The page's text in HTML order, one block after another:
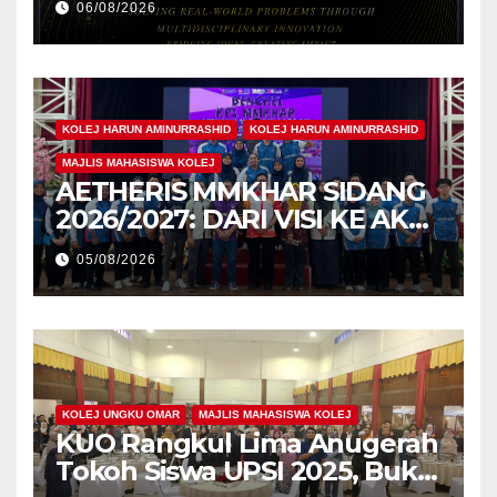
Pengiktirafan Antarabangsa
di IAM2026
06/08/2026
KOLEJ HARUN AMINURRASHID KOLEJ HARUN AMINURRASHID
MAJLIS MAHASISWA KOLEJ
AETHERIS MMKHAR SIDANG
2026/2027: DARI VISI KE AKSI,
MEMBINA LEGASI GENERASI
PEMIMPIN
05/08/2026
KOLEJ UNGKU OMAR MAJLIS MAHASISWA KOLEJ
KUO Rangkul Lima Anugerah
Tokoh Siswa UPSI 2025, Bukti